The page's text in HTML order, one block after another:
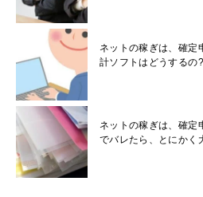
ネットの稼ぎは、確定
計ソフトはどうするの?
ネットの稼ぎは、確定
でバレたら、とにかく